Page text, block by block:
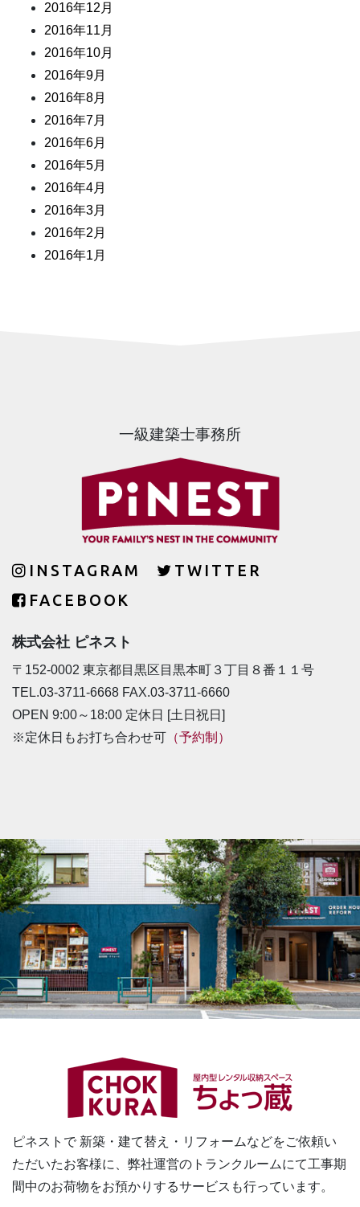
2016年12月
2016年11月
2016年10月
2016年9月
2016年8月
2016年7月
2016年6月
2016年5月
2016年4月
2016年3月
2016年2月
2016年1月
一級建築士事務所
INSTAGRAM
TWITTER
FACEBOOK
株式会社 ピネスト
〒152-0002 東京都目黒区目黒本町３丁目８番１１号
TEL.03-3711-6668 FAX.03-3711-6660
OPEN 9:00～18:00 定休日 [土日祝日]
※定休日もお打ち合わせ可 （予約制）
ピネストで 新築・建て替え・リフォームなどをご依頼い
ただいたお客様に、 弊社運営のトランクルームにて工事期
間中のお荷物をお預かりするサービスも行っています。